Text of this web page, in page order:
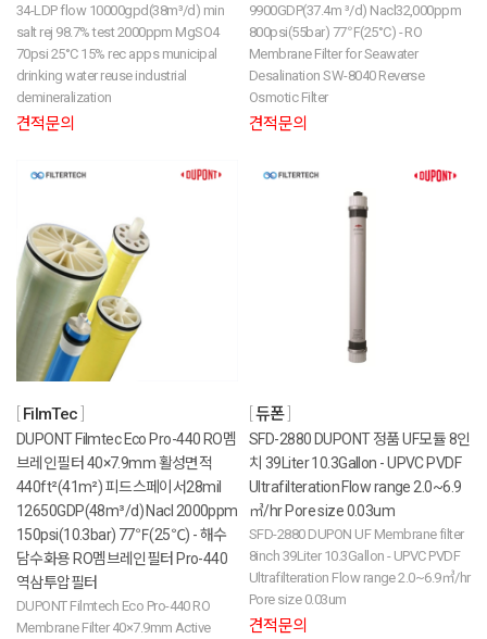
34-LDP flow 10000gpd(38m³/d) min
salt rej 98.7% test 2000ppm MgSO4
70psi 25°C 15% rec apps municipal
drinking water reuse industrial
demineralization
견적문의
9900GDP(37.4m ³/d) Nacl32,000ppm
800psi(55bar) 77℉(25°C) - RO
Membrane Filter for Seawater
Desalination SW-8040 Reverse
Osmotic Filter
견적문의
FilmTec
DUPONT Filmtec Eco Pro-440 RO멤
브레인필터 40×7.9mm 활성면적
440ft²(41m²) 피드스페이서28mil
12650GDP(48m³/d) Nacl 2000ppm
150psi(10.3bar) 77℉(25℃) - 해수
담수화용 RO멤브레인필터 Pro-440
역삼투압필터
DUPONT Filmtech Eco Pro-440 RO
Membrane Filter 40×7.9mm Active
듀폰
SFD-2880 DUPONT 정품 UF모듈 8인
치 39Liter 10.3Gallon - UPVC PVDF
Ultrafilteration Flow range 2.0~6.9
㎥/hr Pore size 0.03um
SFD-2880 DUPON UF Membrane filter
8inch 39Liter 10.3Gallon - UPVC PVDF
Ultrafilteration Flow range 2.0~6.9㎥/hr
Pore size 0.03um
견적문의